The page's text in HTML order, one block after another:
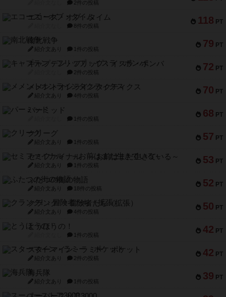
2件の投稿
118 PT
エコーズ・オブ・タイム
8件の投稿
79 PT
南北戦争
紹介文あり 1件の投稿
72 PT
キャプテン・フリップ：イスラ・ボンバ
2件の投稿
70 PT
メメントオンラインタクティクス
紹介文あり 4件の投稿
68 PT
パーミッド
1件の投稿
57 PT
クリーグ
紹介文あり 1件の投稿
53 PT
セミファイナル ～お前はまだ生きている～
紹介文あり 1件の投稿
52 PT
ふたつの街の物語
紹介文あり 18件の投稿
50 PT
クランク! ：冒険者たち（拡張）
紹介文あり 4件の投稿
42 PT
とうほうの！
1件の投稿
42 PT
スターマイン・ラミー ポケット
紹介文あり 2件の投稿
39 PT
海兵隊
紹介文あり 1件の投稿